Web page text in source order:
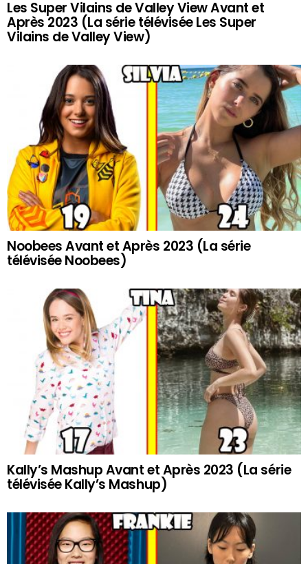
Les Super Vilains de Valley View Avant et
Après 2023 (La série télévisée Les Super
Vilains de Valley View)
Noobees Avant et Après 2023 (La série
télévisée Noobees)
Kally’s Mashup Avant et Après 2023 (La série
télévisée Kally’s Mashup)